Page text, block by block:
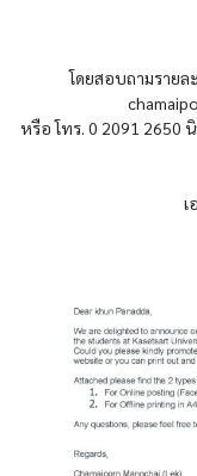
โดยสอบถามรายล
หรือ โทร. 0 2091 2650